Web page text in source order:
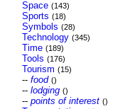
Space (143)
Sports (18)
Symbols (28)
Technology (345)
Time (189)
Tools (176)
Tourism (15)
-- food ()
-- lodging ()
-- points of interest ()